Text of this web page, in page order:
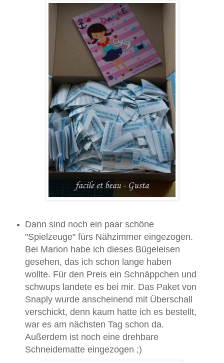
Dann sind noch ein paar schöne
"Spielzeuge" fürs Nähzimmer eingezogen.
Bei Marion habe ich dieses Bügeleisen
gesehen, das ich schon lange haben
wollte. Für den Preis ein Schnäppchen und
schwups landete es bei mir. Das Paket von
Snaply wurde anscheinend mit Überschall
verschickt, denn kaum hatte ich es bestellt,
war es am nächsten Tag schon da.
Außerdem ist noch eine drehbare
Schneidematte eingezogen ;)